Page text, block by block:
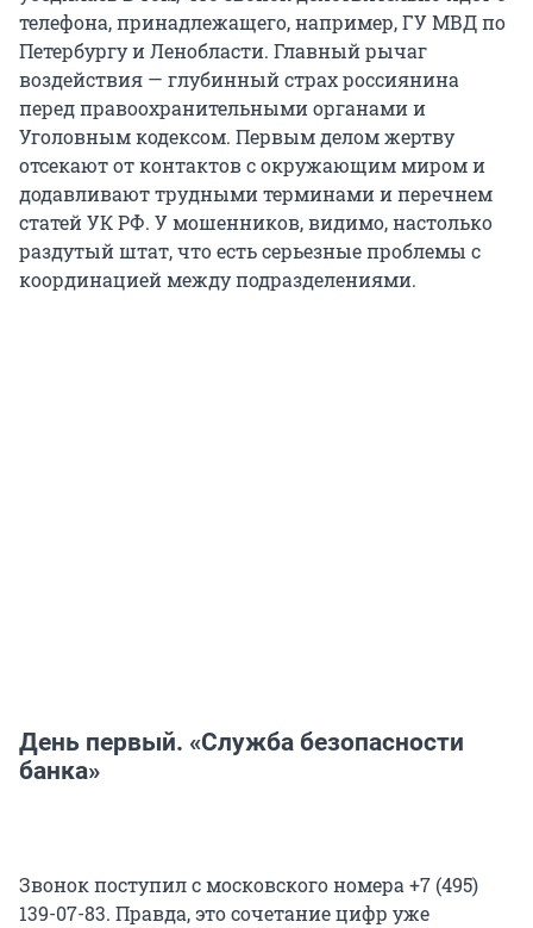
телефона, принадлежащего, например, ГУ МВД по
Петербургу и Ленобласти. Главный рычаг
воздействия — глубинный страх россиянина
перед правоохранительными органами и
Уголовным кодексом. Первым делом жертву
отсекают от контактов с окружающим миром и
додавливают трудными терминами и перечнем
статей УК РФ. У мошенников, видимо, настолько
раздутый штат, что есть серьезные проблемы с
координацией между подразделениями.
День первый. «Служба безопасности
банка»
Звонок поступил с московского номера +7 (495)
139-07-83. Правда, это сочетание цифр уже